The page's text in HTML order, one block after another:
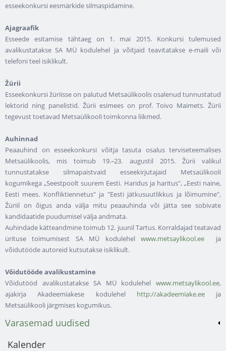
esseekonkursi eesmärkide silmaspidamine.
Ajagraafik
Esseede esitamise tähtaeg on 1. mai 2015. Konkursi tulemused
avalikustatakse SA MÜ kodulehel ja võitjaid teavitatakse e-maili või
telefoni teel isiklikult.
Žürii
Esseekonkursi žüriisse on palutud Metsaülikoolis osalenud tunnustatud
lektorid ning panelistid. Žürii esimees on prof. Toivo Maimets. Žürii
tegevust toetavad Metsaülikooli toimkonna liikmed.
Auhinnad
Peaauhind on esseekonkursi võitja tasuta osalus terviseteemalises
Metsaülikoolis, mis toimub 19.–23. augustil 2015. Žürii valikul
tunnustatakse silmapaistvaid esseekirjutajaid Metsaülikooli
kogumikega „Seestpoolt suurem Eesti. Haridus ja haritus", „Eesti naine,
Eesti mees. Konfliktiennetus" ja "Eesti jätkusuutlikkus ja lõimumine",
Žüriil on õigus anda välja mitu peaauhinda või jätta see sobivate
kandidaatide puudumisel välja andmata.
Auhindade kätteandmine toimub 12. juunil Tartus. Korraldajad teatavad
ürituse toimumisest SA MÜ kodulehelwww.metsaylikool.ee ja
võidutööde autoreid kutsutakse isiklikult.
Võidutööde avalikustamine
Võidutööd avalikustatakse SA MÜ kodulehel www.metsaylikool.ee,
ajakirja Akadeemiakese kodulehel http://akadeemiake.eeja
Metsaülikooli järgmises kogumikus.
Varasemad uudised
Kalender